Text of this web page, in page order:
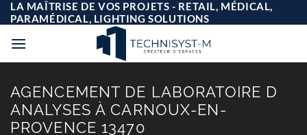
Passer
au
contenu
LA MAÎTRISE DE VOS PROJETS - RETAIL, MÉDICAL,
PARAMÉDICAL, LIGHTING SOLUTIONS
AGENCEMENT DE LABORATOIRE D
ANALYSES À CARNOUX-EN-
PROVENCE 13470